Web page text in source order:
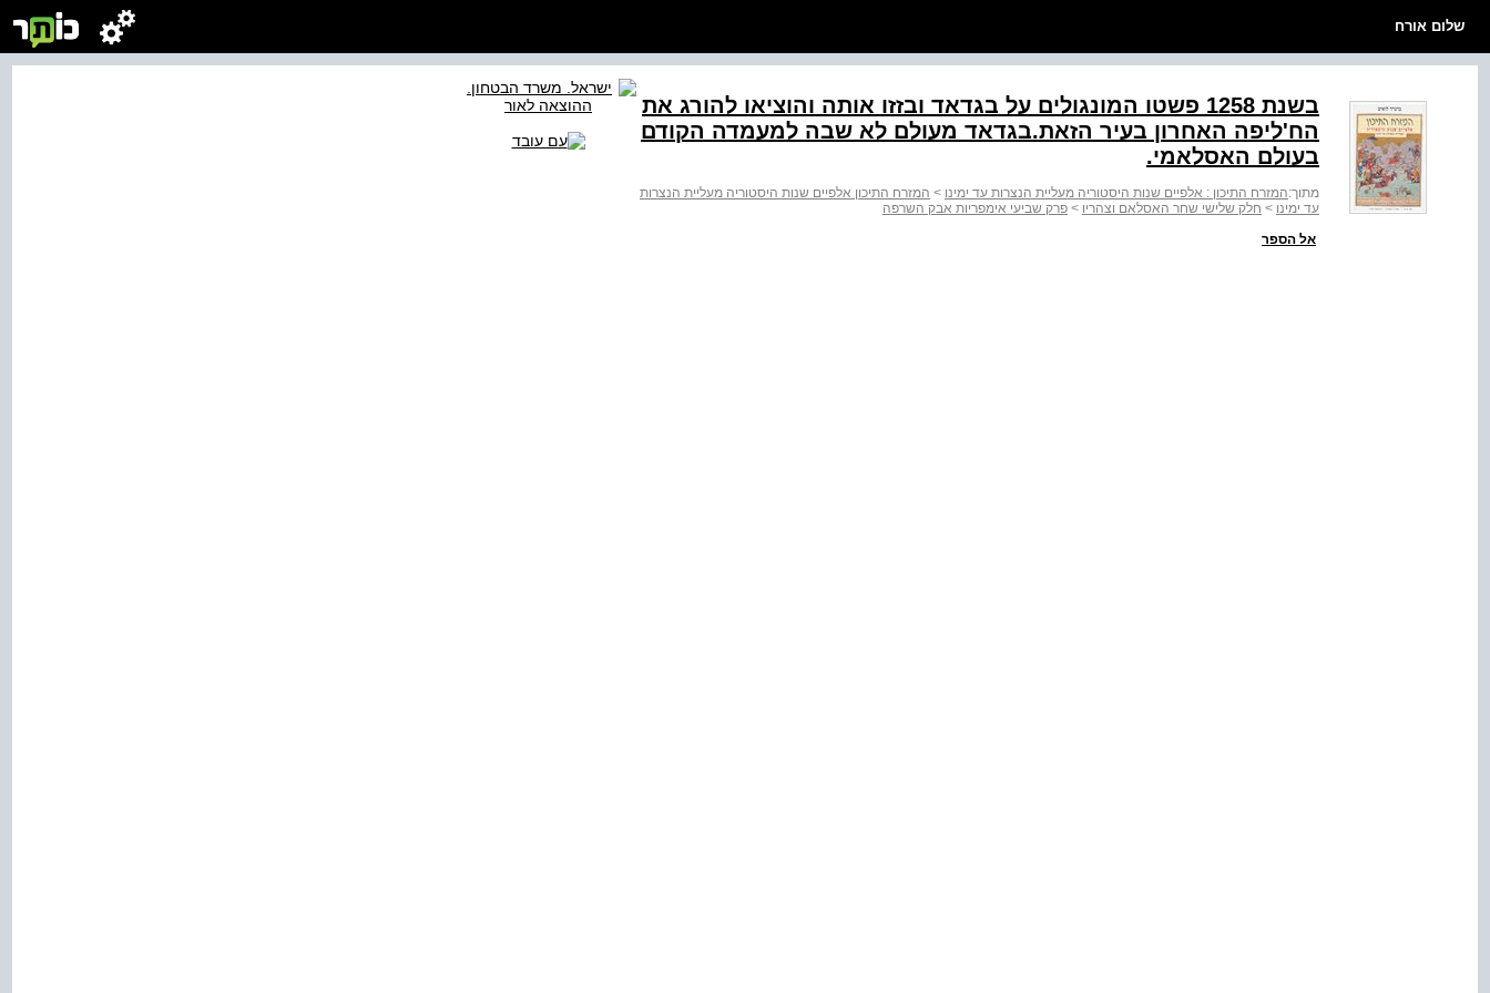
שלום אורח
בשנת 1258 פשטו המונגולים על בגדאד ובזזו אותה והוציאו להורג את
הח'ליפה האחרון בעיר הזאת.בגדאד מעולם לא שבה למעמדה הקודם
בעולם האסלאמי.
מתוך:המזרח התיכון : אלפיים שנות היסטוריה מעליית הנצרות עד ימינו > המזרח התיכון אלפיים שנות היסטוריה מעליית הנצרות
עד ימינו > חלק שלישי שחר האסלאם וצהריו > פרק שביעי אימפריות אבק השרפה
אל הספר